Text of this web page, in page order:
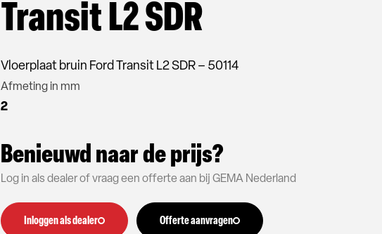
Transit L2 SDR
Vloerplaat bruin Ford Transit L2 SDR – 50114
Afmeting in mm
2
Benieuwd naar de prijs?
Log in als dealer of vraag een offerte aan bij GEMA Nederland
Inloggen als dealer Offerte aanvragen